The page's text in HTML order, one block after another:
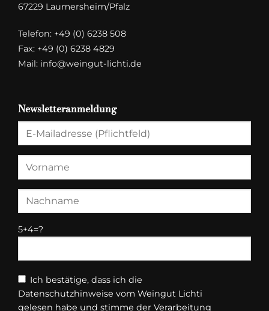
67229 Laumersheim/Pfalz
Telefon: +49 (0) 6238 508
Fax: +49 (0) 6238 4829
Mail: info@weingut-lichti.de
Newsletteranmeldung
5+4=?
Ich bestätige, dass ich die
Datenschutzhinweise vom Weingut Lichti
gelesen habe und stimme der Verarbeitung